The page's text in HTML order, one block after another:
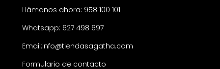
Llámanos ahora: 958 100 101
Whatsapp: 627 498 697
Email:info@tiendasagatha.com
Formulario de contacto